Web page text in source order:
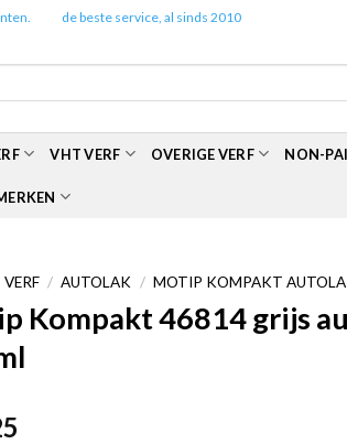
de beste service, al sinds 2010
VHT VERF OVERIGE VERF NON-
VERF / AUTOLAK / MOTIP KOMPAKT
Kompakt 46814 grijs